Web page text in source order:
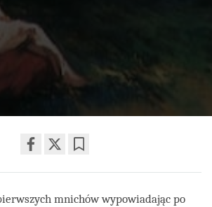
facebookmnichów wypowiadając po